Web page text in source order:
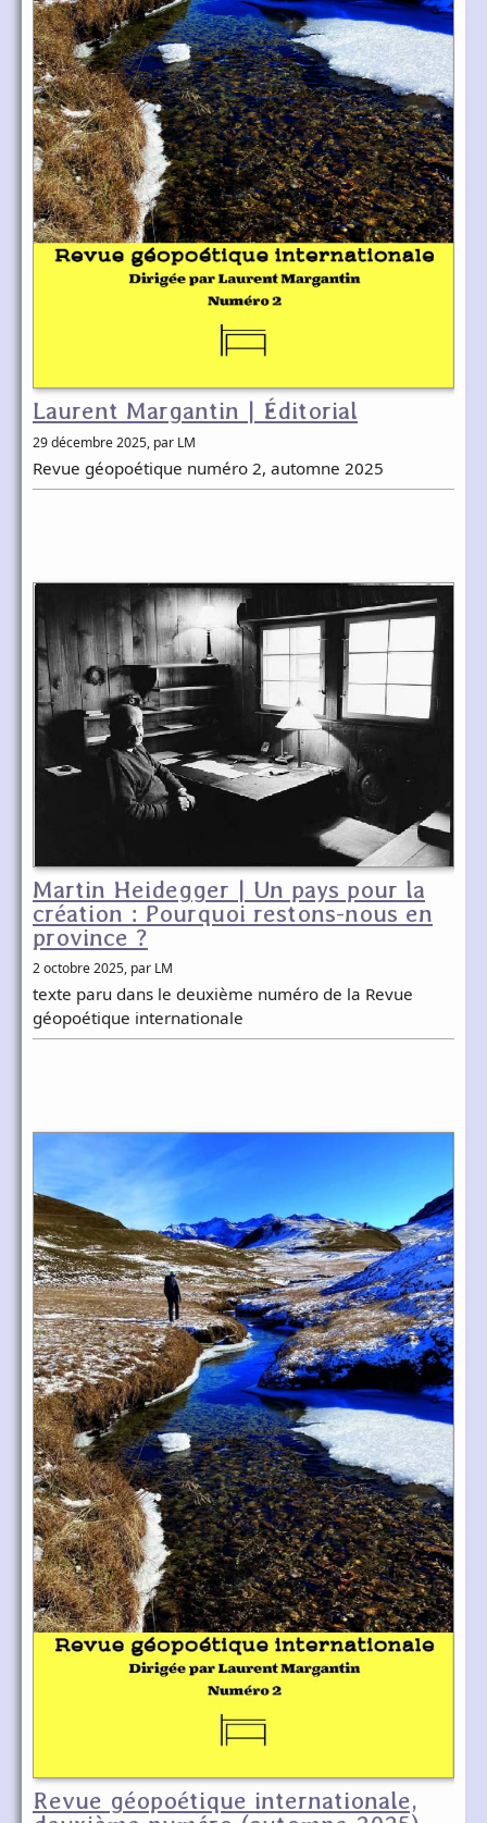
Laurent Margantin | Éditorial
29 décembre 2025, par LM
Revue géopoétique numéro 2, automne 2025
Martin Heidegger | Un pays pour la
création : Pourquoi restons-nous en
province ?
2 octobre 2025, par LM
texte paru dans le deuxième numéro de la Revue
géopoétique internationale
Revue géopoétique internationale,